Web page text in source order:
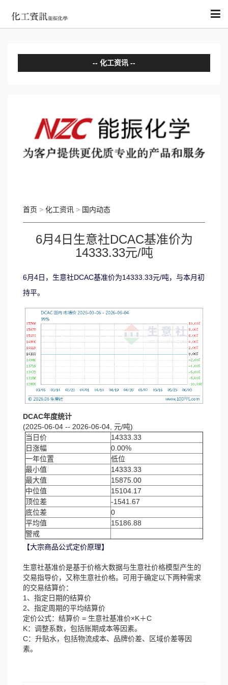
化工资讯
国际动态
首页 > 化工资讯 > 国内动态
6月4日生意社DCAC基准价为
14333.33元/吨
6月4日，生意社DCAC基准价为14333.33元/吨，与本月初
持平。
DCAC年度统计
(2025-06-04 -- 2026-06-04, 元/吨)
当日价
14333.33
日涨幅
0.00%
一年位置
低位
最小值
14333.33
最大值
15875.00
中位值
15104.17
顶位差
-1541.67
底位差
0
平均值
15186.88
警戒
【大宗商品公式定价原理】
生意社基准价是基于价格大数据与生意社价格模型产生的
交易指导价，又称生意社价格。可用于确定以下两种需求
的交易结算价：
1、指定日期的结算价
2、指定周期的平均结算价
定价公式：结算价 = 生意社基准价×K＋C
K：调整系数，包括账期成本等因素。
C：升贴水，包括物流成本、品牌价差、区域价差等因
素。